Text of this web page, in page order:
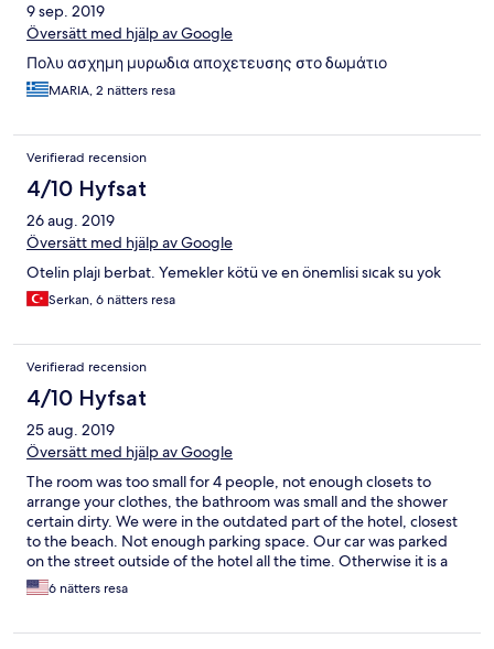
9 sep. 2019
Översätt med hjälp av Google
Πολυ ασχημη μυρωδια αποχετευσης στο δωμάτιο
MARIA, 2 nätters resa
Verifierad recension
4/10 Hyfsat
26 aug. 2019
Översätt med hjälp av Google
Otelin plajı berbat. Yemekler kötü ve en önemlisi sıcak su yok
Serkan, 6 nätters resa
Verifierad recension
4/10 Hyfsat
25 aug. 2019
Översätt med hjälp av Google
The room was too small for 4 people, not enough closets to
arrange your clothes, the bathroom was small and the shower
certain dirty. We were in the outdated part of the hotel, closest
to the beach. Not enough parking space. Our car was parked
on the street outside of the hotel all the time. Otherwise it is a
quiet place, we had the same breakfast every day. They don't
cut the fruits fresh, someone does it probably the day before
will not return to this hotel. If this will help you: rooms 600 and
6 nätters resa